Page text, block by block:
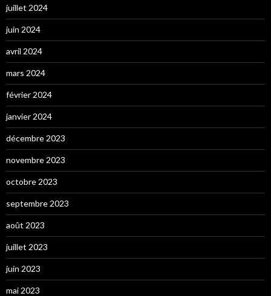
juillet 2024
juin 2024
avril 2024
mars 2024
février 2024
janvier 2024
décembre 2023
novembre 2023
octobre 2023
septembre 2023
août 2023
juillet 2023
juin 2023
mai 2023